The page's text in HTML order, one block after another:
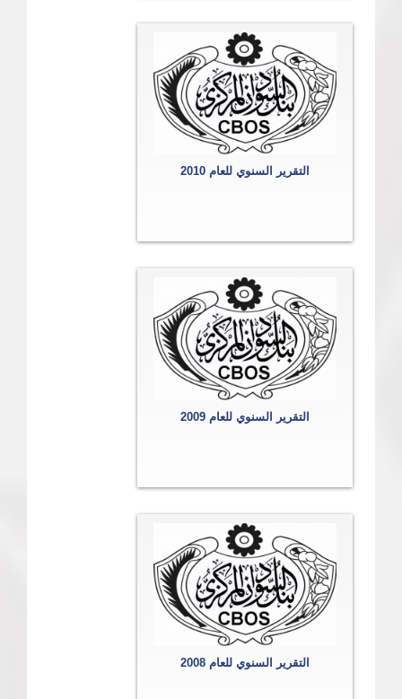
التقرير السنوي للعام 2010
التقرير السنوي للعام 2009
التقرير السنوي للعام 2008